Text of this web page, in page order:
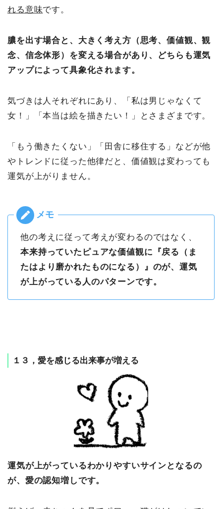
れる意味です。
膿を出す場合と、大きく考え方（思考、価値観、観
念、信念体形）を変える場合があり、どちらも運気
アップによって具象化されます。
気づきは人それぞれにあり、「私は男じゃなくて
女！」「本当は絵を描きたい！」とさまざまです。
「もう働きたくない」「田舎に移住する」などが他
やトレンドに従った他律だと、価値観は変わっても
運気が上がりません。
他の考えに従って考えが変わるのではなく、
本来持っていたピュアな価値観に『戻る（ま
たはより磨かれたものになる）』のが、運気
が上がっている人のパターンです。
１３，愛を感じる出来事が増える
運気が上がっているわかりやすいサインとなるの
が、愛の認知増しです。